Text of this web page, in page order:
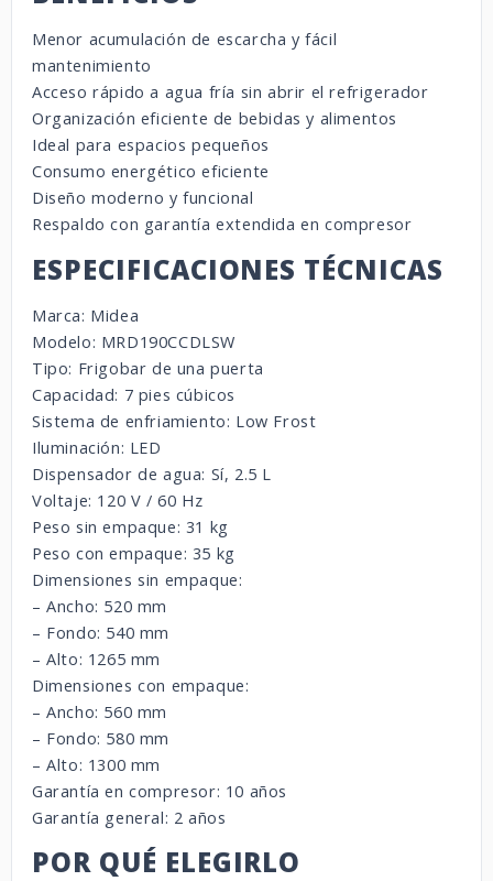
Menor acumulación de escarcha y fácil
mantenimiento
Acceso rápido a agua fría sin abrir el refrigerador
Organización eficiente de bebidas y alimentos
Ideal para espacios pequeños
Consumo energético eficiente
Diseño moderno y funcional
Respaldo con garantía extendida en compresor
ESPECIFICACIONES TÉCNICAS
Marca: Midea
Modelo: MRD190CCDLSW
Tipo: Frigobar de una puerta
Capacidad: 7 pies cúbicos
Sistema de enfriamiento: Low Frost
Iluminación: LED
Dispensador de agua: Sí, 2.5 L
Voltaje: 120 V / 60 Hz
Peso sin empaque: 31 kg
Peso con empaque: 35 kg
Dimensiones sin empaque:
– Ancho: 520 mm
– Fondo: 540 mm
– Alto: 1265 mm
Dimensiones con empaque:
– Ancho: 560 mm
– Fondo: 580 mm
– Alto: 1300 mm
Garantía en compresor: 10 años
Garantía general: 2 años
POR QUÉ ELEGIRLO